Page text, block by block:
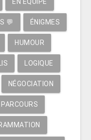
💬 ÉNIGMES
HUMOUR
LOGIQUE
NÉGOCIATION
PARCOURS